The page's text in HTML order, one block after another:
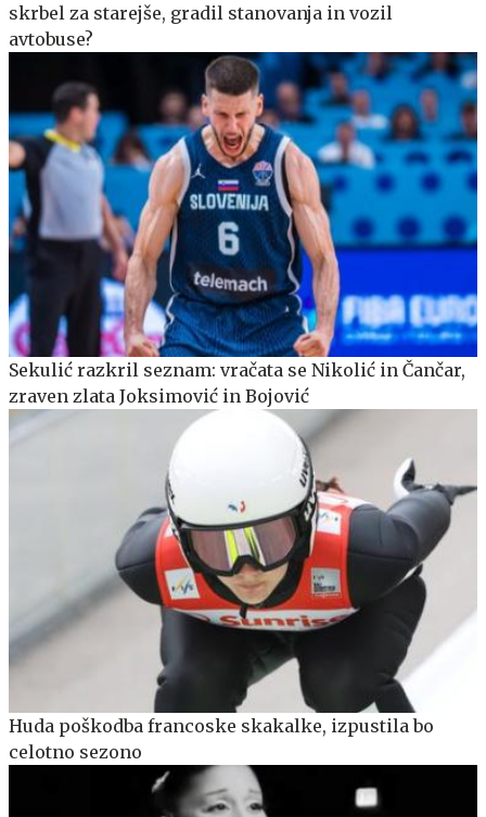
skrbel za starejše, gradil stanovanja in vozil
avtobuse?
Sekulić razkril seznam: vračata se Nikolić in Čančar,
zraven zlata Joksimović in Bojović
Huda poškodba francoske skakalke, izpustila bo
celotno sezono